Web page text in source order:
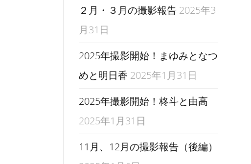
２月・３月の撮影報告 2025年3
月31日
2025年撮影開始！まゆみとなつ
めと明日香 2025年1月31日
2025年撮影開始！柊斗と由高
2025年1月31日
11月、12月の撮影報告（後編）